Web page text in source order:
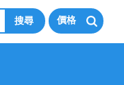
價格